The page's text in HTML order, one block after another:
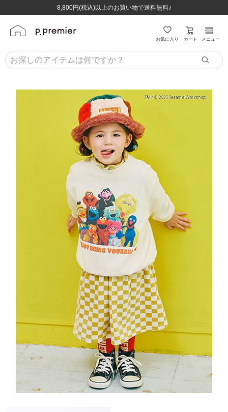
8,800円(税込)以上のお買い物で送料無料♪
ほぼ全品半額！！8/12(水)お昼12:59まで！！
8,800円(税込)以上のお買い物で送料無料♪
ほぼ全品半額！！8/12(水)お昼12:59まで！！
お気に入り カート メニュー